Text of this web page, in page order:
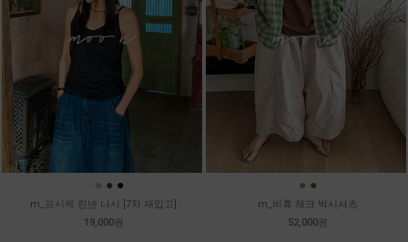
● ● ●
m_프시케 린넨 나시 [7차 재입고]
19,000원
● ●
m_비휴 체크 박시셔츠
52,000원